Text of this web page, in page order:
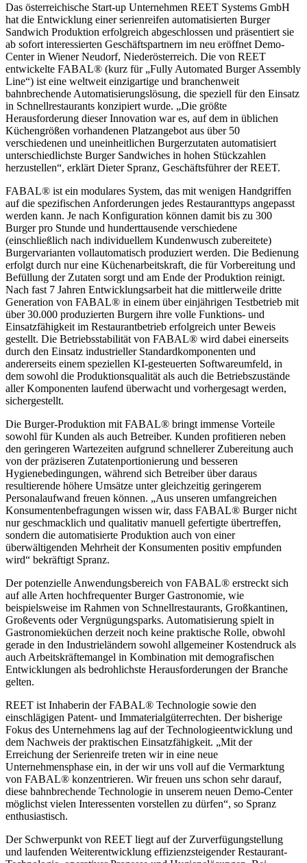
Das österreichische Start-up Unternehmen REET Systems GmbH
hat die Entwicklung einer serienreifen automatisierten Burger
Sandwich Produktion erfolgreich abgeschlossen und präsentiert sie
ab sofort interessierten Geschäftspartnern im neu eröffnet Demo-
Center in Wiener Neudorf, Niederösterreich. Die von REET
entwickelte FABAL® (kurz für „Fully Automated Burger Assembly
Line“) ist eine weltweit einzigartige und branchenweit
bahnbrechende Automatisierungslösung, die speziell für den Einsatz
in Schnellrestaurants konzipiert wurde. „Die größte
Herausforderung dieser Innovation war es, auf dem in üblichen
Küchengrößen vorhandenen Platzangebot aus über 50
verschiedenen und uneinheitlichen Burgerzutaten automatisiert
unterschiedlichste Burger Sandwiches in hohen Stückzahlen
herzustellen“, erklärt Dieter Spranz, Geschäftsführer der REET.
FABAL® ist ein modulares System, das mit wenigen Handgriffen
auf die spezifischen Anforderungen jedes Restauranttyps angepasst
werden kann. Je nach Konfiguration können damit bis zu 300
Burger pro Stunde und hunderttausende verschiedene
(einschließlich nach individuellem Kundenwusch zubereitete)
Burgervarianten vollautomatisch produziert werden. Die Bedienung
erfolgt durch nur eine Küchenarbeitskraft, die für Vorbereitung und
Befüllung der Zutaten sorgt und am Ende der Produktion reinigt.
Nach fast 7 Jahren Entwicklungsarbeit hat die mittlerweile dritte
Generation von FABAL® in einem über einjährigen Testbetrieb mit
über 30.000 produzierten Burgern ihre volle Funktions- und
Einsatzfähigkeit im Restaurantbetrieb erfolgreich unter Beweis
gestellt. Die Betriebsstabilität von FABAL® wird dabei einerseits
durch den Einsatz industrieller Standardkomponenten und
andererseits einem speziellen KI-gesteuerten Softwareumfeld, in
dem sowohl die Produktionsqualität als auch die Betriebszustände
aller Komponenten laufend überwacht und vorhergesagt werden,
sichergestellt.
Die Burger-Produktion mit FABAL® bringt immense Vorteile
sowohl für Kunden als auch Betreiber. Kunden profitieren neben
den geringeren Wartezeiten aufgrund schnellerer Zubereitung auch
von der präziseren Zutatenportionierung und besseren
Hygienebedingungen, während sich Betreiber über daraus
resultierende höhere Umsätze unter gleichzeitig geringerem
Personalaufwand freuen können. „Aus unseren umfangreichen
Konsumentenbefragungen wissen wir, dass FABAL® Burger nicht
nur geschmacklich und qualitativ manuell gefertigte übertreffen,
sondern die automatisierte Produktion auch von einer
überwältigenden Mehrheit der Konsumenten positiv empfunden
wird“ bekräftigt Spranz.
Der potenzielle Anwendungsbereich von FABAL® erstreckt sich
auf alle Arten hochfrequenter Burger Gastronomie, wie
beispielsweise im Rahmen von Schnellrestaurants, Großkantinen,
Großevents oder Vergnügungsparks. Automatisierung spielt in
Gastronomieküchen derzeit noch keine praktische Rolle, obwohl
gerade in den Industrieländern sowohl allgemeiner Kostendruck als
auch Arbeitskräftemangel in Kombination mit demografischen
Entwicklungen als bedrohlichste Herausforderungen der Branche
gelten.
REET ist Inhaberin der FABAL® Technologie sowie den
einschlägigen Patent- und Immaterialgüterrechten. Der bisherige
Fokus des Unternehmens lag auf der Technologieentwicklung und
dem Nachweis der praktischen Einsatzfähigkeit. „Mit der
Erreichung der Serienreife treten wir in eine neue
Unternehmensphase ein, in der wir uns voll auf die Vermarktung
von FABAL® konzentrieren. Wir freuen uns schon sehr darauf,
diese bahnbrechende Technologie in unserem neuen Demo-Center
möglichst vielen Interessenten vorstellen zu dürfen“, so Spranz
enthusiastisch.
Der Schwerpunkt von REET liegt auf der Zurverfügungstellung
und laufenden Weiterentwicklung effizienzsteigender Restaurant-